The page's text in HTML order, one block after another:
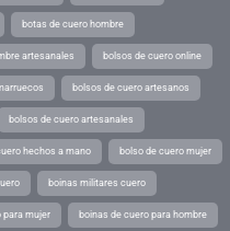
botas de cuero hombre
artesanales bolsos de cuero online
bolsos de cuero artesanos
bolsos de cuero artesanales
hechos a mano bolso de cuero mujer
boinas militares cuero
para mujer boinas de cuero para hombre